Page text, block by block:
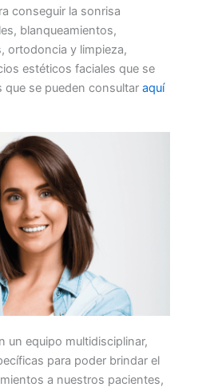
conseguir la sonrisa
blanqueamientos,
ortodoncia y limpieza,
estéticos faciales que se
que se pueden consultar aquí
un equipo multidisciplinar,
para poder brindar el
a nuestros pacientes,